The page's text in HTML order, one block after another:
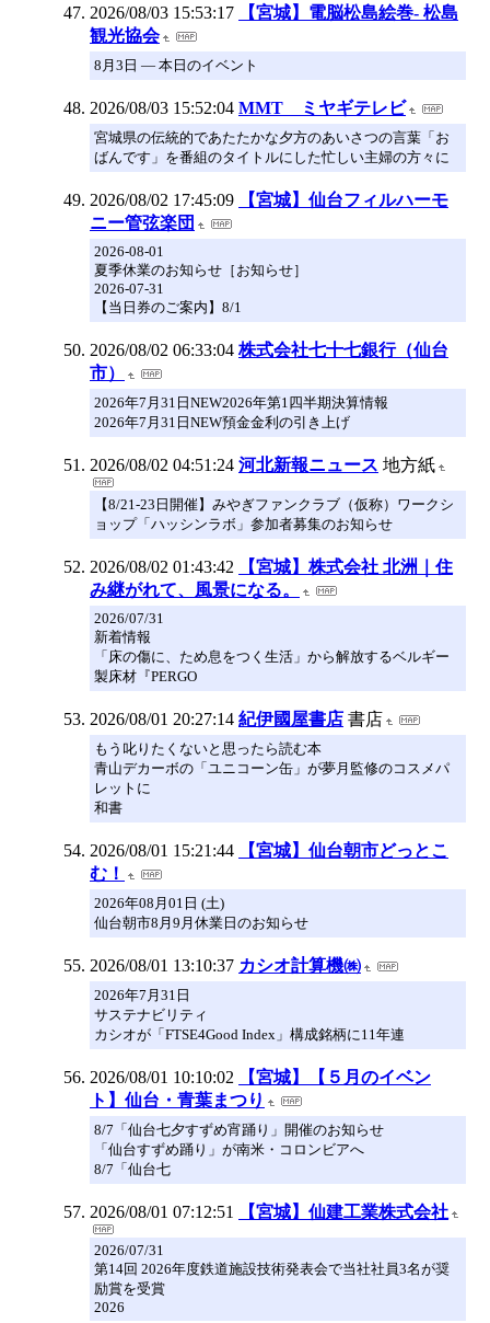
2026/08/03 15:53:17
【宮城】電脳松島絵巻- 松島
観光協会
8月3日 ― 本日のイベント
2026/08/03 15:52:04 MMT ミヤギテレビ
宮城県の伝統的であたたかな夕方のあいさつの言葉「お
ばんです」を番組のタイトルにした忙しい主婦の方々に
2026/08/02 17:45:09
【宮城】仙台フィルハーモ
ニー管弦楽団
2026-08-01
夏季休業のお知らせ［お知らせ］
2026-07-31
【当日券のご案内】8/1
2026/08/02 06:33:04 株式会社七十七銀行（仙台
市）
2026年7月31日NEW2026年第1四半期決算情報
2026年7月31日NEW預金金利の引き上げ
2026/08/02 04:51:24 河北新報ニュース 地方紙
【8/21-23日開催】みやぎファンクラブ（仮称）ワークシ
ョップ「ハッシンラボ」参加者募集のお知らせ
2026/08/02 01:43:42
【宮城】株式会社 北洲｜住
み継がれて、風景になる。
2026/07/31
新着情報
「床の傷に、ため息をつく生活」から解放するベルギー
製床材『PERGO
2026/08/01 20:27:14 紀伊國屋書店 書店
もう叱りたくないと思ったら読む本
青山デカーボの「ユニコーン缶」が夢月監修のコスメパ
レットに
和書
2026/08/01 15:21:44
【宮城】仙台朝市どっとこ
む！
2026年08月01日 (土)
仙台朝市8月9月休業日のお知らせ
2026/08/01 13:10:37 カシオ計算機㈱
2026年7月31日
サステナビリティ
カシオが「FTSE4Good Index」構成銘柄に11年連
2026/08/01 10:10:02
【宮城】【５月のイベン
ト】仙台・青葉まつり
8/7「仙台七夕すずめ宵踊り」開催のお知らせ
「仙台すずめ踊り」が南米・コロンビアへ
8/7「仙台七
2026/08/01 07:12:51 【宮城】仙建工業株式会社
2026/07/31
第14回 2026年度鉄道施設技術発表会で当社社員3名が奨
励賞を受賞
2026